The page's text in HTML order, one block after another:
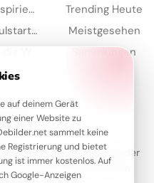
auf deinem Gerät
einer Website zu
sammelt keine
Registrierung und bietet
ist immer kostenlos. Auf
Google-Anzeigen
Kleine Ingenieure ganz groß: Inspirierende Schulstart-Bilder für WhatsApp!
Zukünftige Tüftler: Lustige Schulstart-Grüße für Facebook
Trending Heute
Meistgesehen
Sammlungen
schönsten Grüße und Bilder
und verschenke ein